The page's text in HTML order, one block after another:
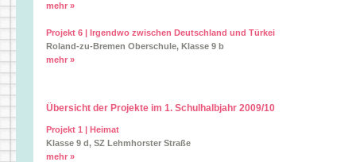
mehr »
Projekt 6 | Irgendwo zwischen Deutschland und Türkei
Roland-zu-Bremen Oberschule, Klasse 9 b
mehr »
Übersicht der Projekte im 1. Schulhalbjahr 2009/10
Projekt 1 | Heimat
Klasse 9 d, SZ Lehmhorster Straße
mehr »